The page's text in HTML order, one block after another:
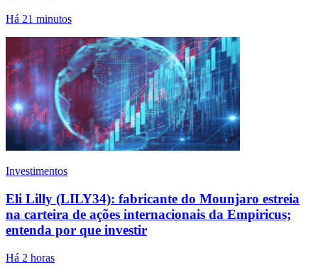
Há 21 minutos
Investimentos
Eli Lilly (LILY34): fabricante do Mounjaro estreia
na carteira de ações internacionais da Empiricus;
entenda por que investir
Há 2 horas